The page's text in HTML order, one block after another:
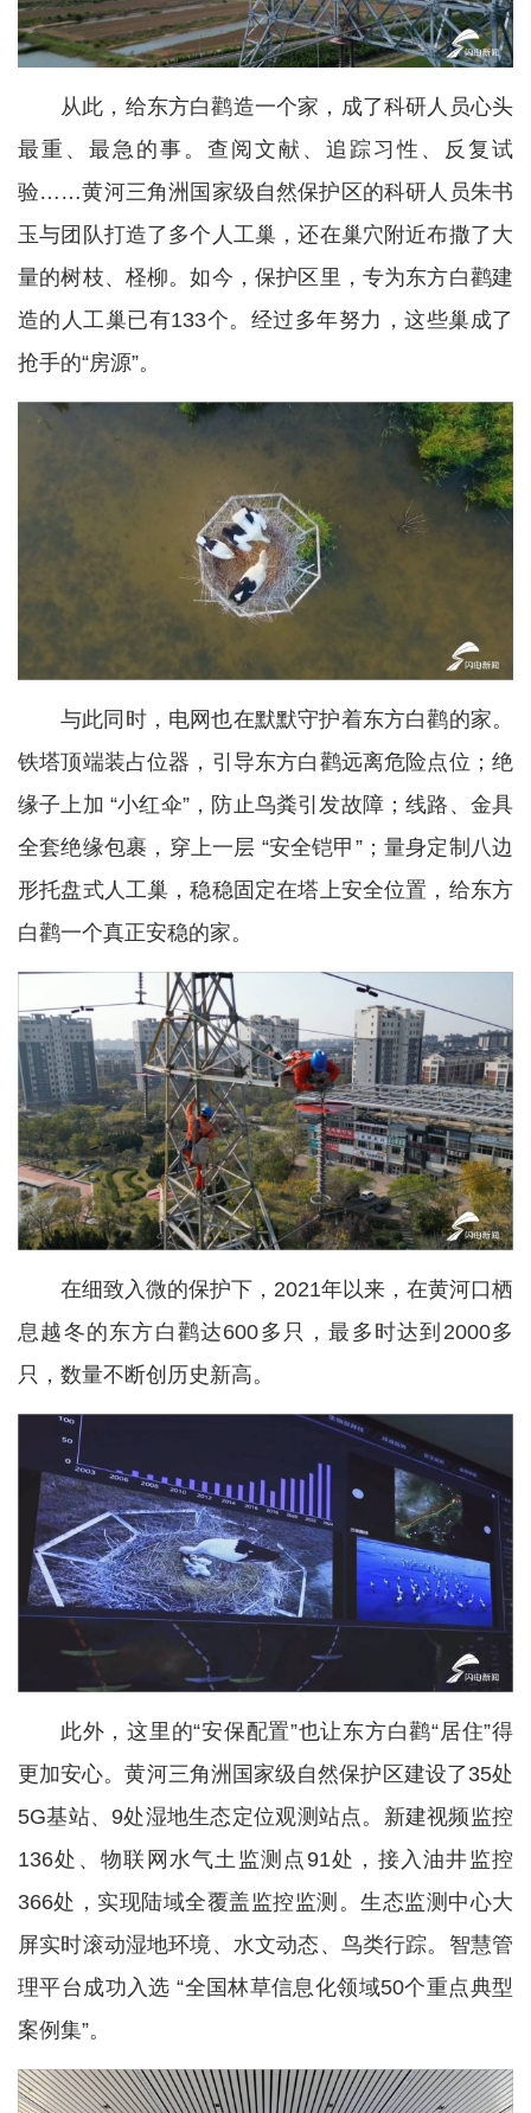
从此，给东方白鹳造一个家，成了科研人员心头
最重、最急的事。查阅文献、追踪习性、反复试
验……黄河三角洲国家级自然保护区的科研人员朱书
玉与团队打造了多个人工巢，还在巢穴附近布撒了大
量的树枝、柽柳。如今，保护区里，专为东方白鹳建
造的人工巢已有133个。经过多年努力，这些巢成了
抢手的“房源”。
与此同时，电网也在默默守护着东方白鹳的家。
铁塔顶端装占位器，引导东方白鹳远离危险点位；绝
缘子上加 “小红伞”，防止鸟粪引发故障；线路、金具
全套绝缘包裹，穿上一层 “安全铠甲”；量身定制八边
形托盘式人工巢，稳稳固定在塔上安全位置，给东方
白鹳一个真正安稳的家。
在细致入微的保护下，2021年以来，在黄河口栖
息越冬的东方白鹳达600多只，最多时达到2000多
只，数量不断创历史新高。
此外，这里的“安保配置”也让东方白鹳“居住”得
更加安心。黄河三角洲国家级自然保护区建设了35处
5G基站、9处湿地生态定位观测站点。新建视频监控
136处、物联网水气土监测点91处，接入油井监控
366处，实现陆域全覆盖监控监测。生态监测中心大
屏实时滚动湿地环境、水文动态、鸟类行踪。智慧管
理平台成功入选 “全国林草信息化领域50个重点典型
案例集”。